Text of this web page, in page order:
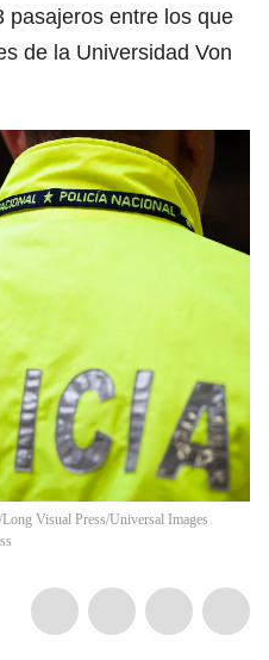
pasajeros entre los que
de la Universidad Von
Visual Press/Universal Images